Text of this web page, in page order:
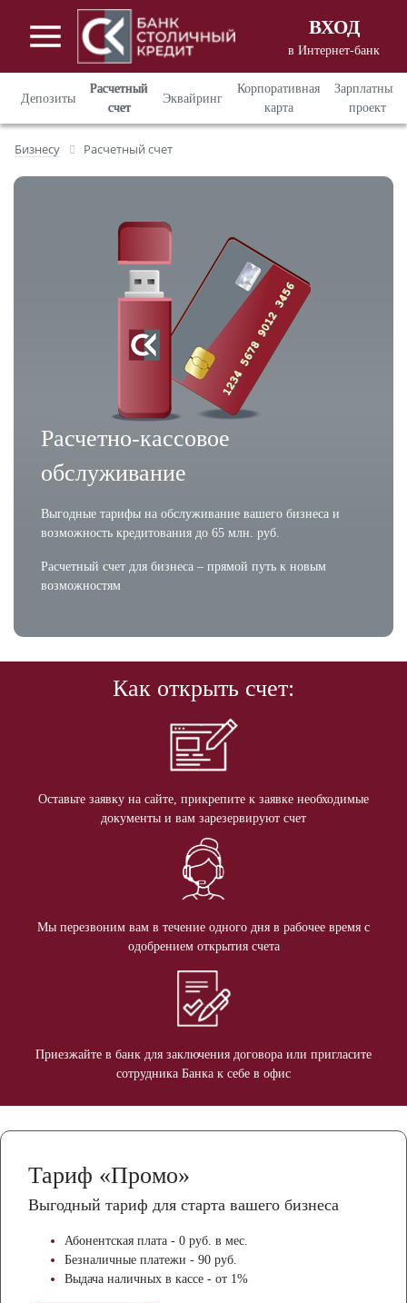
ВХОД
в Интернет-банк
Вход в Интернет - банкингдля
корпоративных клиентов
Вход в Интернет - банкинг
Депозиты
Расчетный
счет
Эквайринг
Корпоративная
карта
Зарплатный
проект
Бизнесу Расчетный счет
Расчетно-кассовое
обслуживание
Расчетный счет для бизнеса – прямой путь к новым
возможностям
Выгодные тарифы на обслуживание вашего бизнеса и
возможность кредитования до 65 млн. руб.
Как открыть счет:
Оставьте заявку на сайте, прикрепите к заявке необходимые
документы и вам зарезервируют счет
Мы перезвоним вам в течение одного дня в рабочее время с
одобрением открытия счета
Приезжайте в банк для заключения договора или пригласите
сотрудника Банка к себе в офис
Тариф «Промо»
Выгодный тариф для старта вашего бизнеса
Абонентская плата - 0 руб. в мес.
Безналичные платежи - 90 руб.
Выдача наличных в кассе - от 1%